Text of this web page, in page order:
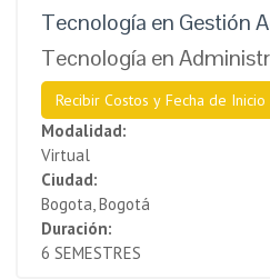
Tecnología en Gestión
Tecnología en
Recibir Costos y Fecha de
Modalidad:
Virtual
Ciudad:
Bogota, Bogotá
Duración:
6 SEMESTRES